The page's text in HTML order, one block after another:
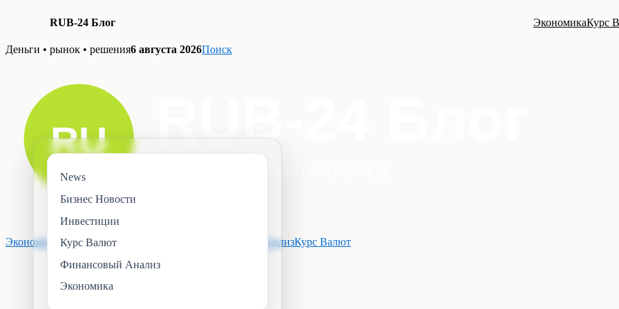
RUB-24 Блог ЭкономикаКурс
Skip
Деньги • рынок • решения6 августа 2026Поиск
Экономика Инвестиции Финансовый АнализКурс Валют
News
Бизнес Новости
Инвестиции
Курс Валют
Финансовый Анализ
Экономика